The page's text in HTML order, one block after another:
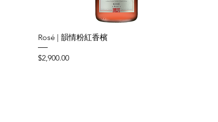
Rosé | 韻情粉紅香檳
Price
$2,900.00